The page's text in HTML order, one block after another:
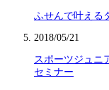
ふせんで叶える
2018/05/21
スポーツジュニ
セミナー